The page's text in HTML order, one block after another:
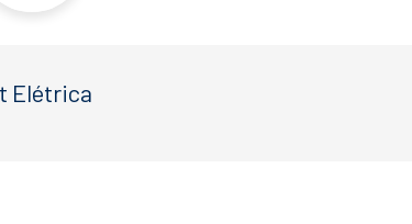
Elétrica